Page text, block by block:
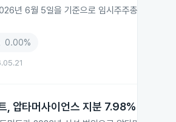
년 6월 5일을 기준으로 임시주주총회 권리
0.00%
, 압타머사이언스 지분 7.98% 확보